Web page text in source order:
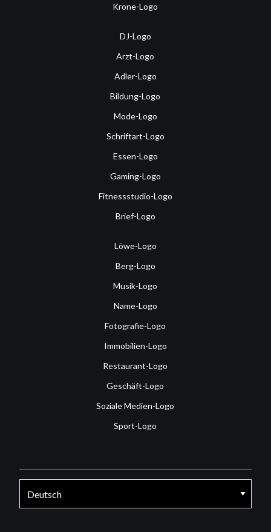
Krone-Logo
DJ-Logo
Arzt-Logo
Adler-Logo
Bildung-Logo
Mode-Logo
Schriftart-Logo
Essen-Logo
Gaming-Logo
Fitnessstudio-Logo
Brief-Logo
Löwe-Logo
Berg-Logo
Musik-Logo
Name-Logo
Fotografie-Logo
Immobilien-Logo
Restaurant-Logo
Geschäft-Logo
Soziale Medien-Logo
Sport-Logo